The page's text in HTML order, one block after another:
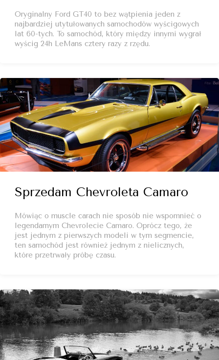
Oryginalny Ford GT40 to bez wątpienia jeden z
najbardziej utytułowanych samochodów wyścigowych
lat 60-tych. To samochód, który między innymi wygrał
wyścig 24h LeMans cztery razy z rzędu.
Sprzedam Chevroleta Camaro
Mówiąc o muscle carach nie sposób nie wspomnieć o
legendarnym Chevrolecie Camaro. Oprócz tego, że
jest jednym z pierwszych modeli w tym segmencie,
ten samochód jest również jednym z nielicznych,
które przetrwały próbę czasu.